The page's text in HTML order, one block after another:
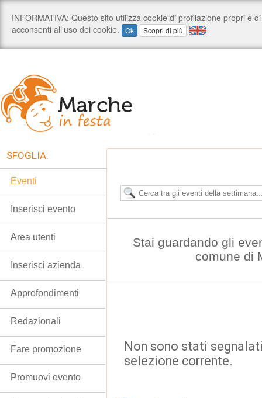
Stai guardando gli
comune di
Non sono stati
selezione corrente.
SFOGLIA:
Eventi
Inserisci evento
Area utenti
Inserisci azienda
Approfondimenti
Redazionali
Fare promozione
Promuovi evento